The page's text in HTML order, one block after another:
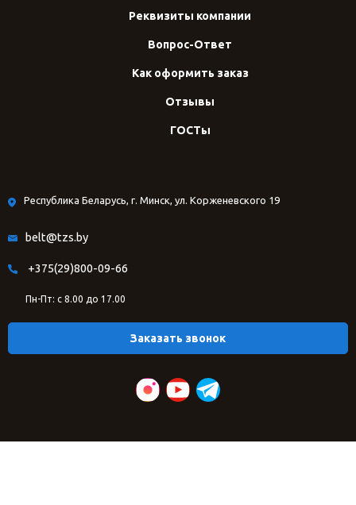
Реквизиты компании
Вопрос-Ответ
Как оформить заказ
Отзывы
ГОСТы
Республика Беларусь, г. Минск, ул. Корженевского 19
belt@tzs.by
+375(29)800-09-66
Пн-Пт: с 8.00 до 17.00
Заказать звонок